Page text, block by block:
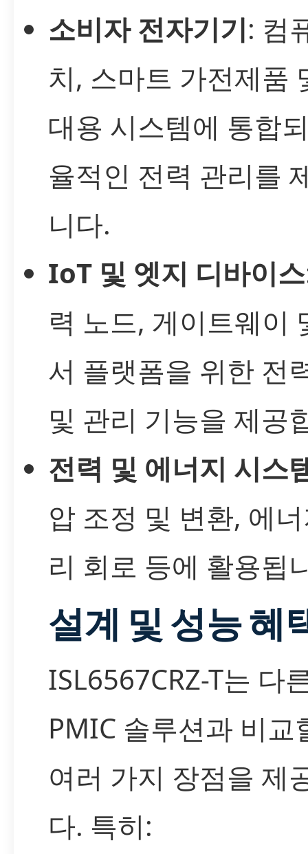
소비자 전자기기: 컴
치, 스마트 가전제품
대용 시스템에 통합
율적인 전력 관리를
니다.
IoT 및 엣지 디바이스
력 노드, 게이트웨이
서 플랫폼을 위한 전
및 관리 기능을 제공
전력 및 에너지 시스
압 조정 및 변환, 에
리 회로 등에 활용됩
설계 및 성능 혜
ISL6567CRZ-T는 다
PMIC 솔루션과 비교
여러 가지 장점을 제
다. 특히: